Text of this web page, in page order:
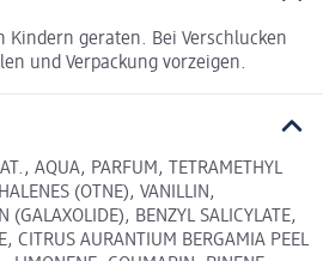
Kindern geraten. Bei Verschlucken
und Verpackung vorzeigen.
AQUA, PARFUM, TETRAMETHYL
(OTNE), VANILLIN,
(GALAXOLIDE), BENZYL SALICYLATE,
CITRUS AURANTIUM BERGAMIA PEEL